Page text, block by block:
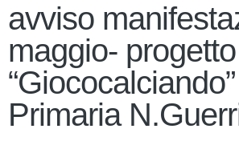
avviso
maggio- progetto
“Giococalciando”
Primaria